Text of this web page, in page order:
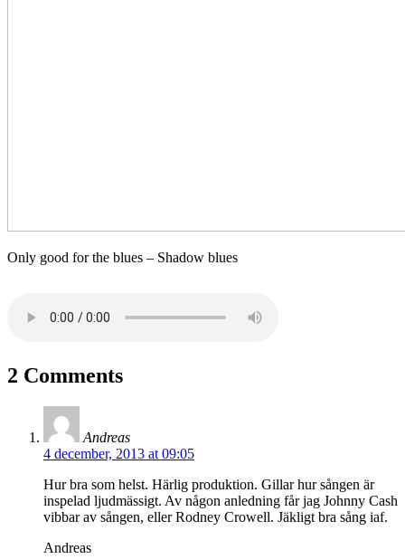
Only good for the blues – Shadow blues
2 Comments
Andreas
4 december, 2013 at 09:05
Hur bra som helst. Härlig produktion. Gillar hur sången är
inspelad ljudmässigt. Av någon anledning får jag Johnny Cash
vibbar av sången, eller Rodney Crowell. Jäkligt bra sång iaf.
Andreas